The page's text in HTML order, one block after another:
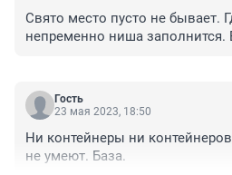
Свято место пусто не бывает.
непременно ниша
Гость
23 мая 2023, 18:50
Ни контейнеры ни
не умеют. База.